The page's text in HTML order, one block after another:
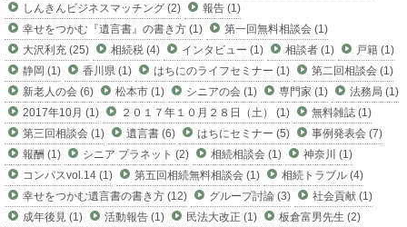
しんきんビジネスマッチング (2)
報告 (1)
幸せをつかむ『遺言書』の書き方 (1)
第一回無料相談会 (1)
大沢利充 (25)
相続税 (4) インタビュー (1) 相談者 (1)
戸籍 (1)
静岡 (1)
香川県 (1) はちにのライフセミナー (1)
第二回相談会 (1)
新老人の会 (6)
松本市 (1) シニアの会 (1) 専門家 (1)
法務局 (1)
2017年10月 (1)
２０１７年１０月２８日（土） (1)
無料雑誌 (1)
第三回相談会 (1)
遺言書 (6) はちにセミナー (5)
事例発表会 (7)
報酬 (1)
シニア プラネット (2) 相続相談会 (1)
神奈川 (1)
コンパスvol.14 (1)
第五回相続無料相談会 (1)
相続トラブル (4)
幸せをつかむ遺言書の書き方 (12)
グループ討論 (3)
社会貢献 (1)
成年後見 (1)
活動報告 (1) 民法大改正 (1)
板倉富男先生 (2)